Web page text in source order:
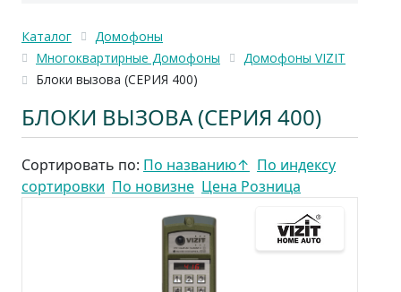
Каталог
Домофоны
Многоквартирные Домофоны
Домофоны VIZIT
Блоки вызова (СЕРИЯ 400)
БЛОКИ ВЫЗОВА (СЕРИЯ 400)
Сортировать по: По названию↑ По индексу
сортировки По новизне Цена Розница